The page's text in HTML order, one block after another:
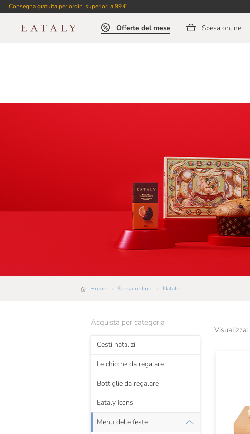
Consegna gratuita per ordini superiori a 99 €!
Offerte del mese Spesa online
Home Spesa online Natale
Acquista per categoria
Cesti natalizi
Le chicche da regalare
Bottiglie da regalare
Eataly Icons
Menu delle feste
Visualizza: